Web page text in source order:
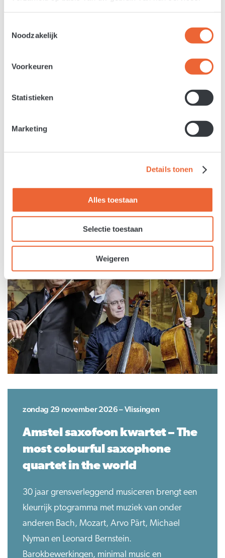
Noodzakelijk
Voorkeuren
Statistieken
Marketing
Details tonen
Alles toestaan
Selectie toestaan
Weigeren
zaterdag 14 november 2026 – Middelburg
Duo Seeberg / De Groot – Van
Violist Jeroen de Groot en cellist Jonas Seeberg
Partita nr. 2 en Kodály’s Duo Op. 7. Verstilde
diepgang met Bachs solowerk, Ravels verfijnde
klankwereld en Kodály’s vurigheid.
zondag 29 november 2026 – Vlissingen
Amstel saxofoon kwartet – The
most colourful saxophone
quartet in the world
30 jaar grensverleggend musiceren brengt een
kleurrijk ptogramma met muziek van onder
anderen Bach, Mozart, Arvo Pärt, Michael
Nyman en Leonard Bernstein.
Barokbewerkingen, minimal music en